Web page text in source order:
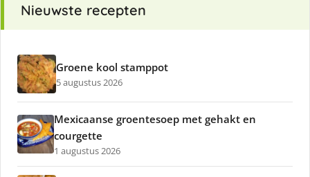
Nieuwste recepten
Groene kool stamppot
5 augustus 2026
Mexicaanse groentesoep met gehakt en
courgette
1 augustus 2026